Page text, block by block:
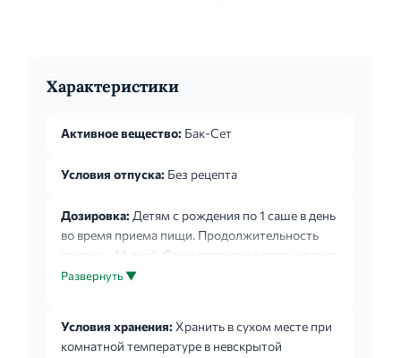
Характеристики
Активное вещество: Бак-Сет
Условия отпуска: Без рецепта
Дозировка: Детям с рождения по 1 саше в день
во время приема пищи. Продолжительность
приема - 14 дней. Саше развести в воде, молоке,
соке, можно добавить в детское питание.
Развернуть ▼
Условия хранения: Хранить в сухом месте при
комнатной температуре в невскрытой